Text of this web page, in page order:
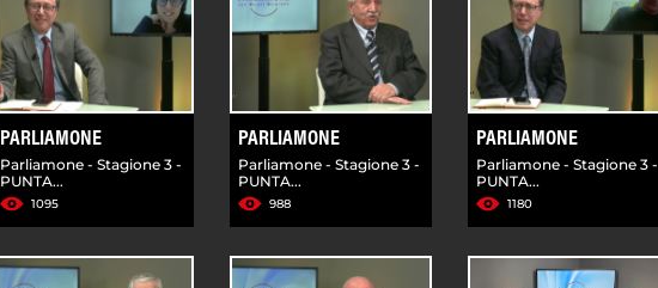
PARLIAMONE
Parliamone - Stagione 3 -
PUNTA...
1095
PARLIAMONE
Parliamone - Stagione 3 -
PUNTA...
988
PARLIAMONE
Parliamone - Stagione 3 -
PUNTA...
1180